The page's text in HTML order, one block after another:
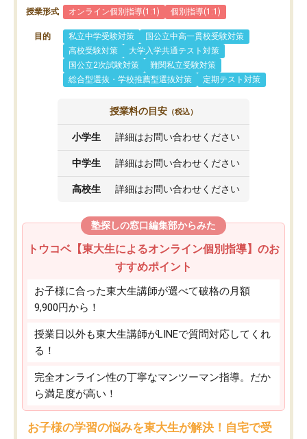
授業形式 オンライン個別指導(1:1) 個別指導(1:1)
目的 私立中学受験対策
国公立中高一貫校受験対策
高校受験対策
大学入学共通テスト対策
国公立2次試験対策
難関私立受験対策
総合型選抜・学校推薦型選抜対策
定期テスト対策
授業料の目安 （税込）
小学生 詳細はお問い合わせください
中学生 詳細はお問い合わせください
高校生 詳細はお問い合わせください
塾探しの窓口編集部からみた
トウコベ【東大生によるオンライン個別指導】のお
すすめポイント
お子様に合った東大生講師が選べて破格の月額
9,900円から！
授業日以外も東大生講師がLINEで質問対応してくれ
る！
完全オンライン性の丁寧なマンツーマン指導。だか
ら満足度が高い！
お子様の学習の悩みを東大生が解決！自宅で受